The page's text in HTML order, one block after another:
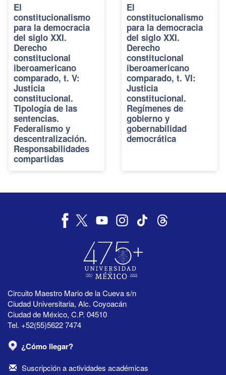
El
constitucionalismo
para la democracia
del siglo XXI.
Derecho
constitucional
iberoamericano
comparado, t. V:
Justicia
constitucional.
Tipología de las
sentencias.
Federalismo y
descentralización.
Responsabilidades
compartidas
El
constitucionalismo
para la democracia
del siglo XXI.
Derecho
constitucional
iberoamericano
comparado, t. VI:
Justicia
constitucional.
Regímenes de
gobierno y
gobernabilidad
democrática
Circuito Maestro Mario de la Cueva s/n
Ciudad Universitaria, Alc. Coyoacán
Ciudad de México, C.P. 04510
Tel. +52(55)5622 7474
¿Cómo llegar?
Suscripción a actividades académicas